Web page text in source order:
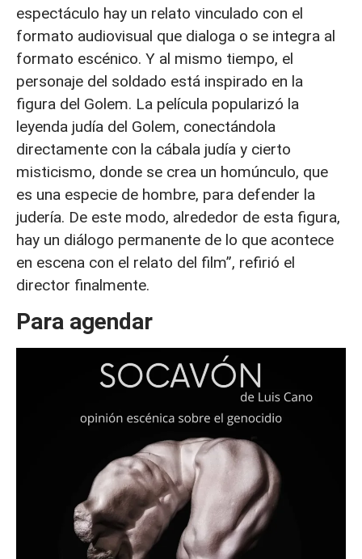
espectáculo hay un relato vinculado con el
formato audiovisual que dialoga o se integra al
formato escénico. Y al mismo tiempo, el
personaje del soldado está inspirado en la
figura del Golem. La película popularizó la
leyenda judía del Golem, conectándola
directamente con la cábala judía y cierto
misticismo, donde se crea un homúnculo, que
es una especie de hombre, para defender la
judería. De este modo, alrededor de esta figura,
hay un diálogo permanente de lo que acontece
en escena con el relato del film”, refirió el
director finalmente.
Para agendar